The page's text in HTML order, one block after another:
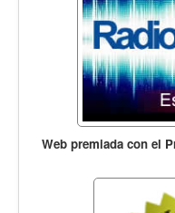
Desempolvando la
Web premiada con el